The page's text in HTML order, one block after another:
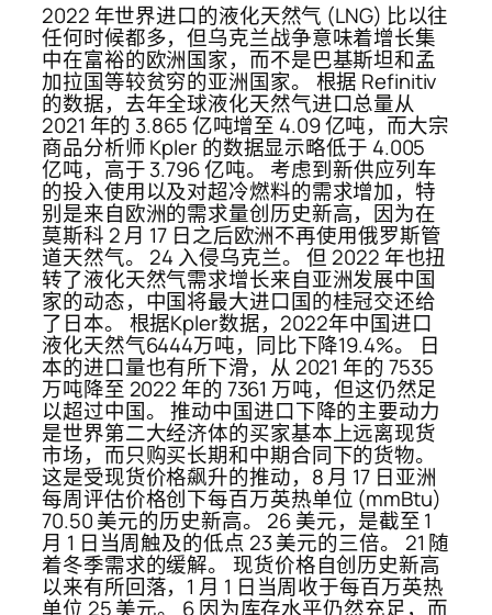
2022 年世界进口的液化天然气 (LNG) 比以往
任何时候都多，但乌克兰战争意味着增长集
中在富裕的欧洲国家，而不是巴基斯坦和孟
加拉国等较贫穷的亚洲国家。 根据 Refinitiv
的数据，去年全球液化天然气进口总量从
2021 年的 3.865 亿吨增至 4.09 亿吨，而大宗
商品分析师 Kpler 的数据显示略低于 4.005
亿吨，高于 3.796 亿吨。 考虑到新供应列车
的投入使用以及对超冷燃料的需求增加，特
别是来自欧洲的需求量创历史新高，因为在
莫斯科 2 月 17 日之后欧洲不再使用俄罗斯管
道天然气。 24 入侵乌克兰。 但 2022 年也扭
转了液化天然气需求增长来自亚洲发展中国
家的动态，中国将最大进口国的桂冠交还给
了日本。 根据Kpler数据，2022年中国进口
液化天然气6444万吨，同比下降19.4%。 日
本的进口量也有所下滑，从 2021 年的 7535
万吨降至 2022 年的 7361 万吨，但这仍然足
以超过中国。 推动中国进口下降的主要动力
是世界第二大经济体的买家基本上远离现货
市场，而只购买长期和中期合同下的货物。
这是受现货价格飙升的推动，8 月 17 日亚洲
每周评估价格创下每百万英热单位 (mmBtu)
70.50 美元的历史新高。 26 美元，是截至 1
月 1 日当周触及的低点 23 美元的三倍。 21 随
着冬季需求的缓解。 现货价格自创历史新高
以来有所回落，1 月 1 日当周收于每百万英热
单位 25 美元。 6 因为库存水平仍然充足，而